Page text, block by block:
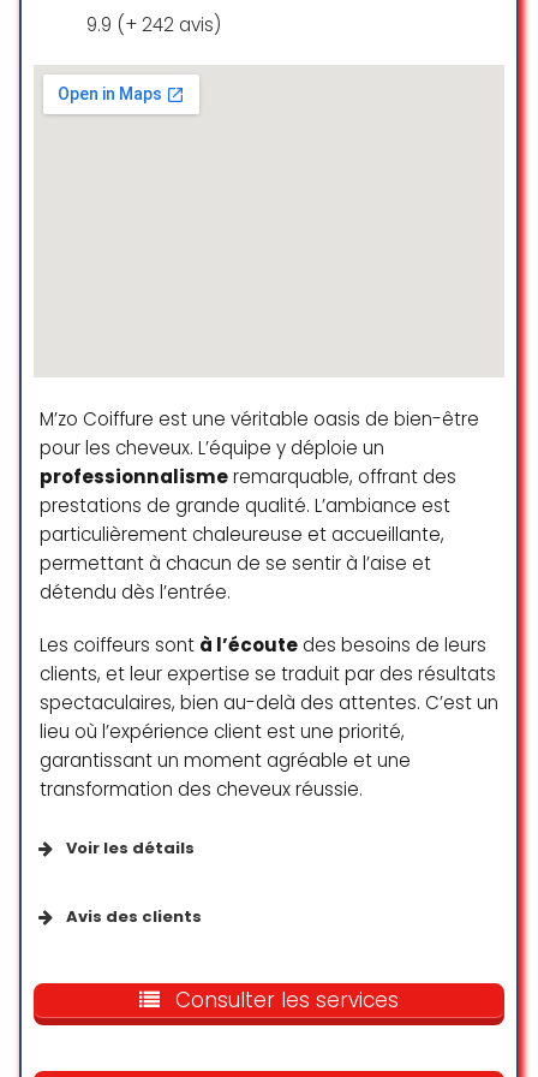
9.9 (+ 242 avis)
M’zo Coiffure est une véritable oasis de bien-être
pour les cheveux. L’équipe y déploie un
professionnalismeremarquable, offrant des
prestations de grande qualité. L’ambiance est
particulièrement chaleureuse et accueillante,
permettant à chacun de se sentir à l’aise et
détendu dès l’entrée.
Les coiffeurs sont à l’écoutedes besoins de leurs
clients, et leur expertise se traduit par des résultats
spectaculaires, bien au-delà des attentes. C’est un
lieu où l’expérience client est une priorité,
garantissant un moment agréable et une
transformation des cheveux réussie.
Voir les détails
Services sur place
Avis des clients
dans ce salon et je suis ravie du
résultat. Mes cheveux sont doux,
Consulter les services